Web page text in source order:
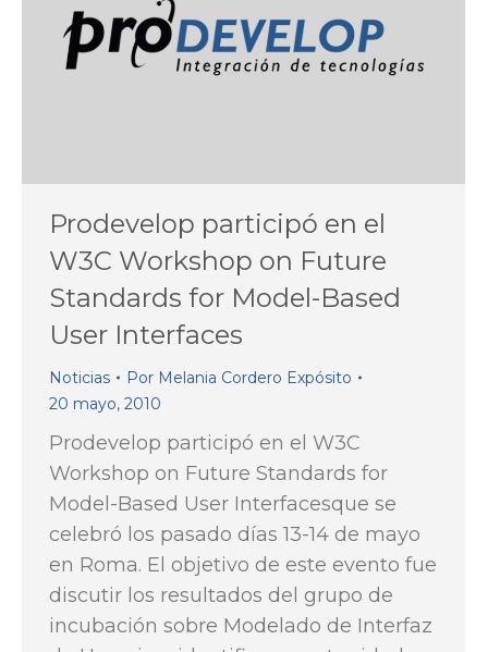
Prodevelop participó en el
W3C Workshop on Future
Standards for Model-Based
User Interfaces
Noticias Por Melania Cordero Expósito
20 mayo, 2010
Prodevelop participó en el W3C
Workshop on Future Standards for
Model-Based User Interfacesque se
celebró los pasado días 13-14 de mayo
en Roma. El objetivo de este evento fue
discutir los resultados del grupo de
incubación sobre Modelado de Interfaz